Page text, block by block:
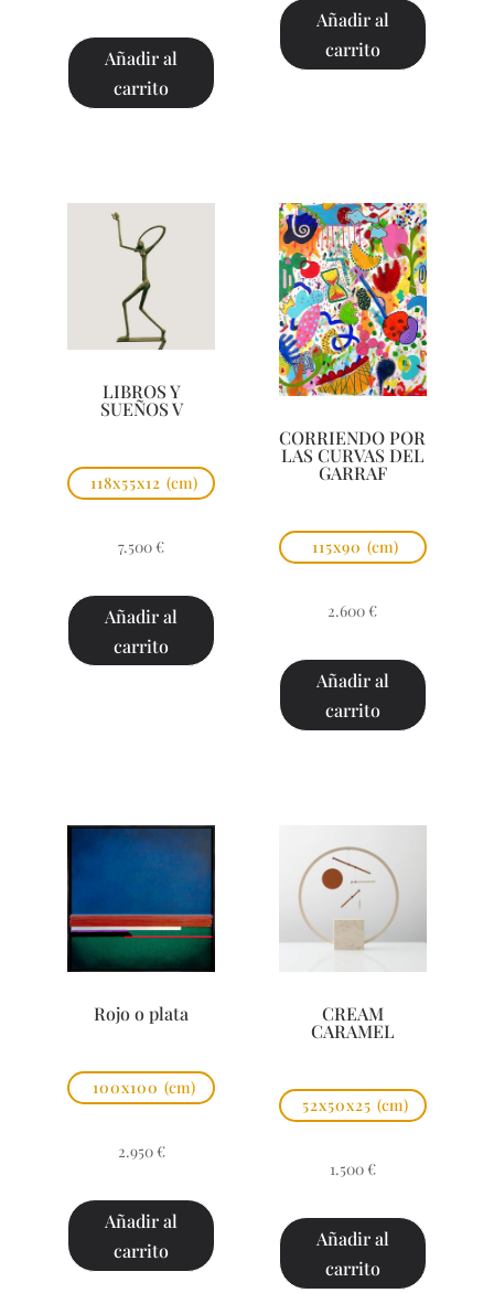
Añadir al
carrito
Añadir al
carrito
LIBROS Y
SUEÑOS V
118x55x12 (cm)
7.500 €
Añadir al
carrito
CORRIENDO POR
LAS CURVAS DEL
GARRAF
115x90 (cm)
2.600 €
Añadir al
carrito
Rojo o plata
100x100 (cm)
2.950 €
Añadir al
carrito
CREAM
CARAMEL
52x50x25 (cm)
1.500 €
Añadir al
carrito